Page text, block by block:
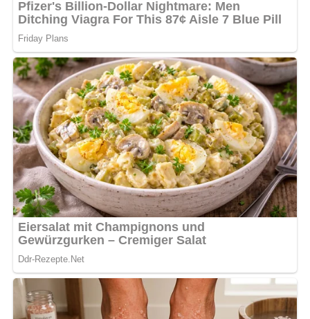
Das Fleisch waschen, abtrocknen, entsehnen und den
Talg entfernen. Den Wein mit Zitronensaft, Kräutern und
Gewürzen aufkochen. Das Fleisch in einen Steinguttopf
legen, mit dem abgekühlten Wein begießen und 3 bis 4
Tage wegstellen, zwischendurch häufig wenden. Aus der
Beize nehmen, abtrocknen, mit Salz und zerriebenem
Knoblauch einreiben und mit dem in dünne Stäbchen
geschnittenen Speck spicken. In erhitztem Fett bräunen
und in der Röhre braten, dabei häufig Wasser angießen,
später mit Bratensaft beträufeln. Nach etwa 2 Stunden die
Probe machen: Wenn nach dem Einstechen ein klarer,
nicht trüber Saft herausfließt, ist das Fleisch gar. Die
Hammelkeule in Scheiben schneiden und heiß mit
Rotkohlsalat oder Preiselbeeren auftragen.
Nach: Rezepte der polnischen Küche, Verlag für die Frau, Leipzig, DDR, 1988
Kennst du schon unser tolles DDR-Quiz?
Was weißt du
noch alles über die DDR?Teste dein Wissen jetzt!